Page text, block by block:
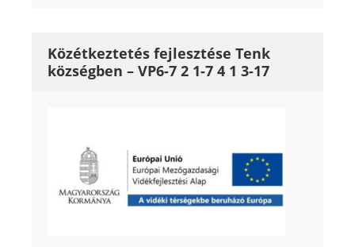
Közétkeztetés fejlesztése Tenk
községben – VP6-7 2 1-7 4 1 3-17